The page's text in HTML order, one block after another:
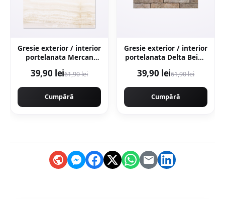
Gresie exterior / interior
portelanata Mercan
lucioasa tip marmura
39,90 lei61,90 lei
Cumpără
Gresie exterior / interior
portelanata Delta Beige
rectificata tip piatra
39,90 lei61,90 lei
Cumpără